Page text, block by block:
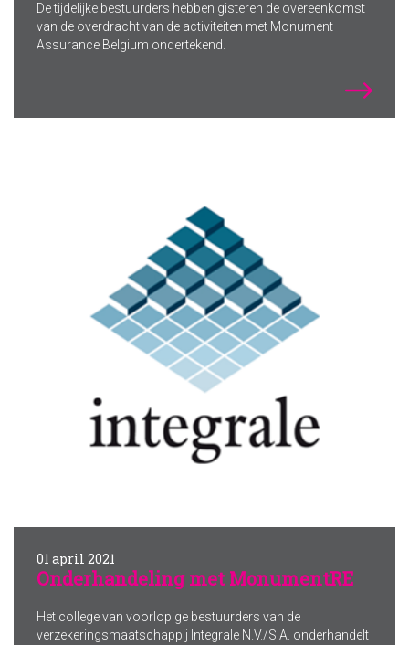
De tijdelijke bestuurders hebben gisteren de overeenkomst
van de overdracht van de activiteiten met Monument
Assurance Belgium ondertekend.
01 april 2021
Onderhandeling met MonumentRE
Het college van voorlopige bestuurders van de
verzekeringsmaatschappij Integrale N.V./S.A. onderhandelt